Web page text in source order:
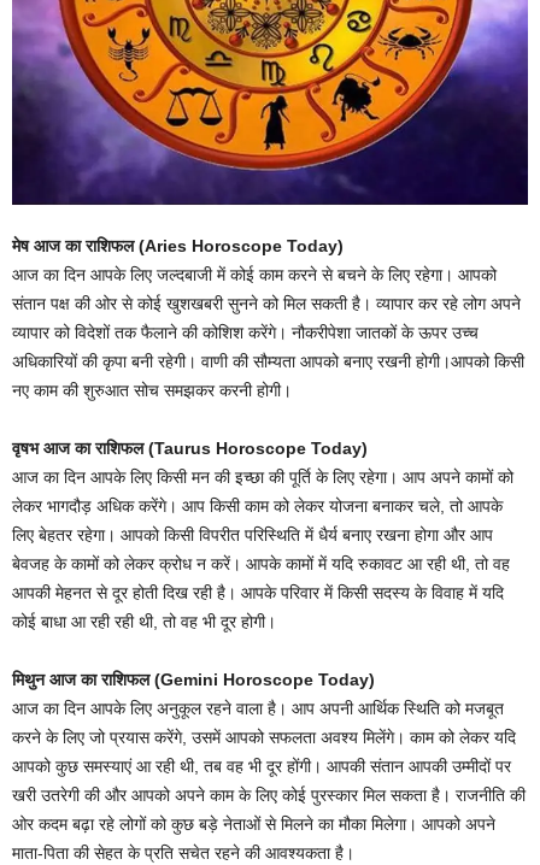
मेष आज का राशिफल (Aries Horoscope Today)
आज का दिन आपके लिए जल्दबाजी में कोई काम करने से बचने के लिए रहेगा। आपको
संतान पक्ष की ओर से कोई खुशखबरी सुनने को मिल सकती है। व्यापार कर रहे लोग अपने
व्यापार को विदेशों तक फैलाने की कोशिश करेंगे। नौकरीपेशा जातकों के ऊपर उच्च
अधिकारियों की कृपा बनी रहेगी। वाणी की सौम्यता आपको बनाए रखनी होगी।आपको किसी
नए काम की शुरुआत सोच समझकर करनी होगी।
वृषभ आज का राशिफल (Taurus Horoscope Today)
आज का दिन आपके लिए किसी मन की इच्छा की पूर्ति के लिए रहेगा। आप अपने कामों को
लेकर भागदौड़ अधिक करेंगे। आप किसी काम को लेकर योजना बनाकर चले, तो आपके
लिए बेहतर रहेगा। आपको किसी विपरीत परिस्थिति में धैर्य बनाए रखना होगा और आप
बेवजह के कामों को लेकर क्रोध न करें। आपके कामों में यदि रुकावट आ रही थी, तो वह
आपकी मेहनत से दूर होती दिख रही है। आपके परिवार में किसी सदस्य के विवाह में यदि
कोई बाधा आ रही रही थी, तो वह भी दूर होगी।
मिथुन आज का राशिफल (Gemini Horoscope Today)
आज का दिन आपके लिए अनुकूल रहने वाला है। आप अपनी आर्थिक स्थिति को मजबूत
करने के लिए जो प्रयास करेंगे, उसमें आपको सफलता अवश्य मिलेंगे। काम को लेकर यदि
आपको कुछ समस्याएं आ रही थी, तब वह भी दूर होंगी। आपकी संतान आपकी उम्मीदों पर
खरी उतरेगी की और आपको अपने काम के लिए कोई पुरस्कार मिल सकता है। राजनीति की
ओर कदम बढ़ा रहे लोगों को कुछ बड़े नेताओं से मिलने का मौका मिलेगा। आपको अपने
माता-पिता की सेहत के प्रति सचेत रहने की आवश्यकता है।